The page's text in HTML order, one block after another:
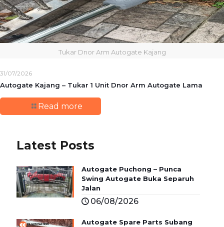
Tukar Dnor Arm Autogate Kajang
31/07/2026
Autogate Kajang – Tukar 1 Unit Dnor Arm Autogate Lama
Read more
Latest Posts
Autogate Puchong – Punca
Swing Autogate Buka Separuh
Jalan
06/08/2026
Autogate Spare Parts Subang